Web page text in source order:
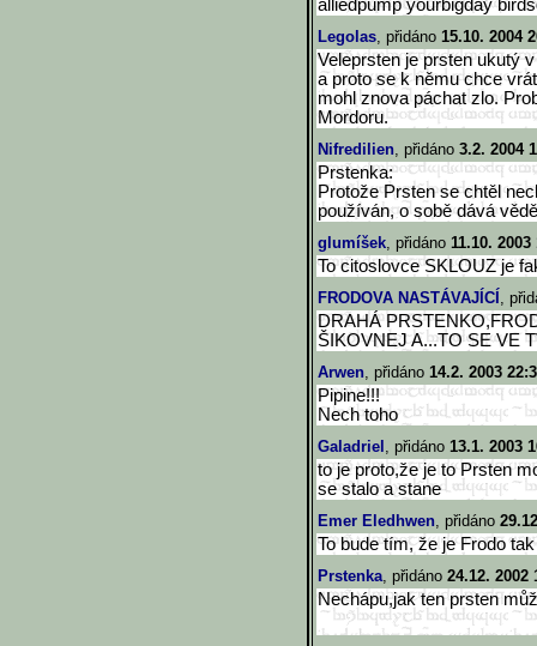
alliedpump yourbigday
Legolas, přidáno 15.10. 2004
Veleprsten je prsten ukutý
a proto se k němu chce
mohl znova páchat zlo.
Mordoru.
Nifredilien, přidáno 3.2. 2004
Prstenka:
Protože Prsten se chtěl
používán, o sobě dává
glumíšek, přidáno 11.10. 2003
To citoslovce SKLOUZ je
FRODOVA NASTÁVAJÍCÍ ,
DRAHÁ
ŠIKOVNEJ A...TO SE VE
Arwen, přidáno 14.2. 2003
Pipine!!!
Nech toho
Galadriel , přidáno 13.1. 2003
to je proto,že je to Prsten
se stalo a stane
Emer Eledhwen, přidáno
To bude tím, že je Frodo
Prstenka, přidáno 24.12. 2002
Nechápu,jak ten prsten